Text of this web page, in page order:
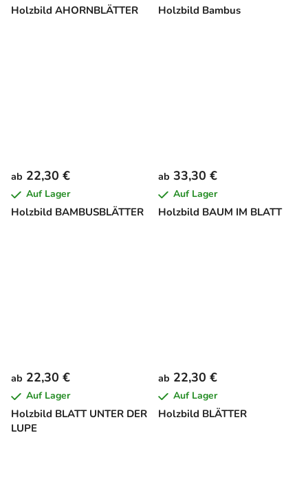
Holzbild AHORNBLÄTTER Holzbild Bambus
Holzbild BAMBUSBLÄTTER
ab 22,30 €
Auf Lager
Holzbild BAUM IM BLATT
ab 33,30 €
Auf Lager
Holzbild BLATT UNTER DER
LUPE
ab 22,30 €
Auf Lager
Holzbild BLÄTTER
ab 22,30 €
Auf Lager